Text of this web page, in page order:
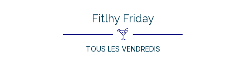
Fitlhy Friday
TOUS LES VENDREDIS